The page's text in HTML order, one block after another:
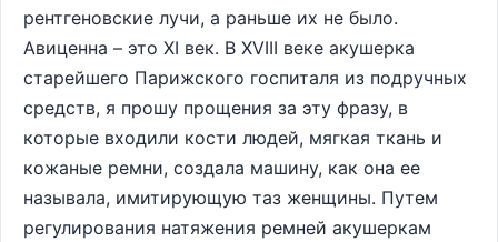
рентгеновские лучи, а раньше их не было.
Авиценна – это XI век. В XVIII веке акушерка
старейшего Парижского госпиталя из подручных
средств, я прошу прощения за эту фразу, в
которые входили кости людей, мягкая ткань и
кожаные ремни, создала машину, как она ее
называла, имитирующую таз женщины. Путем
регулирования натяжения ремней акушеркам